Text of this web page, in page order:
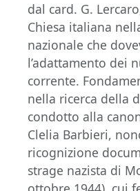
dal card. G.
Chiesa italiana
nazionale che
l’adattamento dei
corrente.
nella ricerca della
condotto alla
Clelia Barbieri,
ricognizione
strage nazista di